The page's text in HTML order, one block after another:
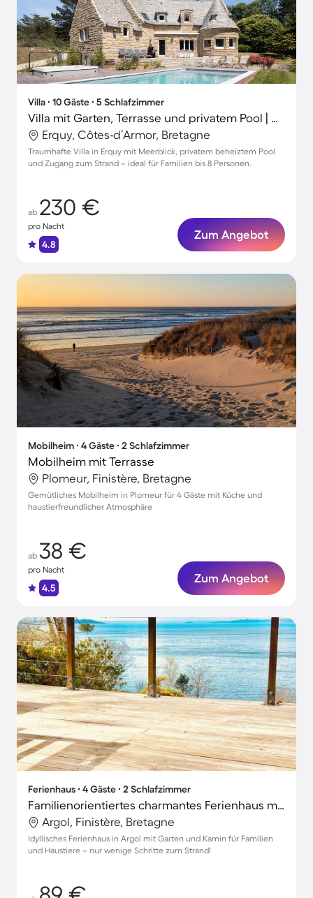
Villa ∙ 10 Gäste ∙ 5 Schlafzimmer
Villa mit Garten, Terrasse und privatem Pool | Meerblick
Erquy, Côtes-d’Armor, Bretagne
Traumhafte Villa in Erquy mit Meerblick, privatem beheiztem Pool
und Zugang zum Strand – ideal für Familien bis 8 Personen.
ab 230 €
pro Nacht
4.8
Zum Angebot
Mobilheim ∙ 4 Gäste ∙ 2 Schlafzimmer
Mobilheim mit Terrasse
Plomeur, Finistère, Bretagne
Gemütliches Mobilheim in Plomeur für 4 Gäste mit Küche und
haustierfreundlicher Atmosphäre
ab 38 €
pro Nacht
4.5
Zum Angebot
Ferienhaus ∙ 4 Gäste ∙ 2 Schlafzimmer
Familienorientiertes charmantes Ferienhaus mit Terrasse, Grill und Garten | Stadtblick | Haustiere erlaubt
Argol, Finistère, Bretagne
Idyllisches Ferienhaus in Argol mit Garten und Kamin für Familien
und Haustiere – nur wenige Schritte zum Strand!